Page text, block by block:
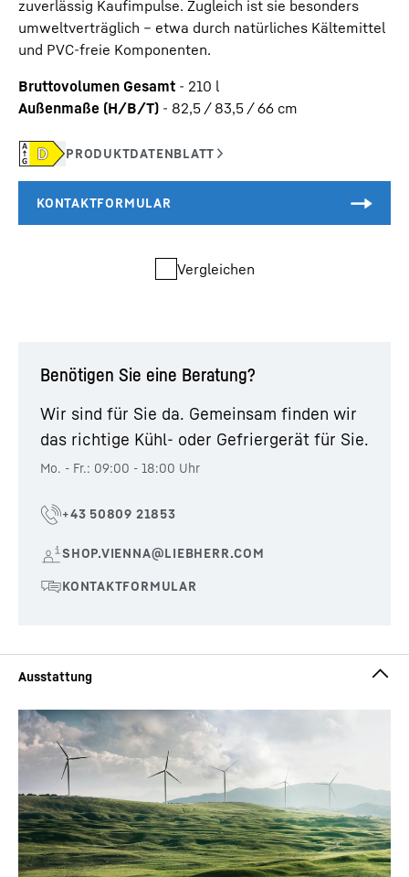
zuverlässig Kaufimpulse. Zugleich ist sie besonders
umweltverträglich – etwa durch natürliches Kältemittel
und PVC-freie Komponenten.
Bruttovolumen Gesamt - 210 l
Außenmaße (H/B/T) - 82,5 / 83,5 / 66 cm
Vergleichen
Benötigen Sie eine Beratung?
Wir sind für Sie da. Gemeinsam finden wir
das richtige Kühl- oder Gefriergerät für Sie.
Mo. - Fr.: 09:00 - 18:00 Uhr